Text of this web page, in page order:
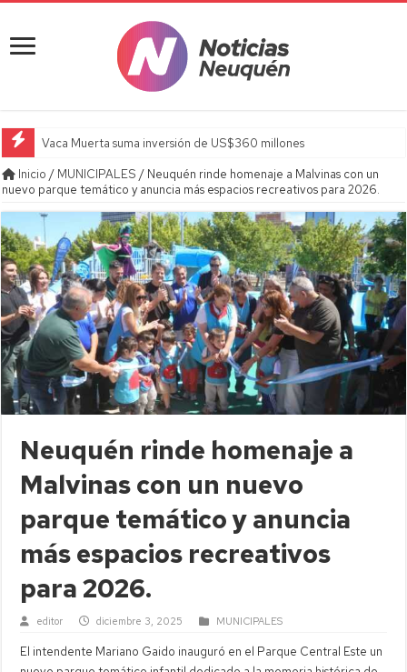
Vaca Muerta suma inversión de US$360 millones
Inicio / MUNICIPALES / Neuquén rinde homenaje a Malvinas con un
nuevo parque temático y anuncia más espacios recreativos para 2026.
Neuquén rinde homenaje a
Malvinas con un nuevo
parque temático y anuncia
más espacios recreativos
para 2026.
editor diciembre 3, 2025 MUNICIPALES
El intendente Mariano Gaido inauguró en el Parque Central Este un